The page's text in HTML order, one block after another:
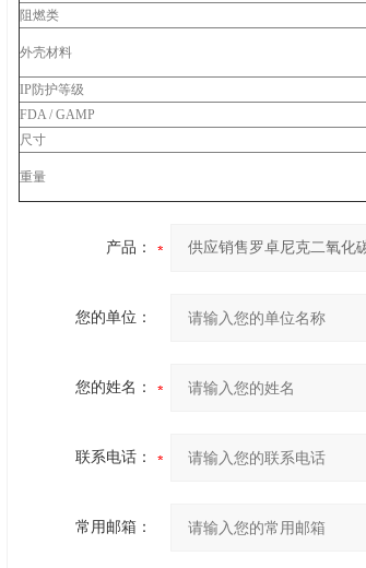
阻燃类
外壳材料
IP防护等级
FDA / GAMP
尺寸
重量
产品：
您的单位：
您的姓名：
联系电话：
常用邮箱：